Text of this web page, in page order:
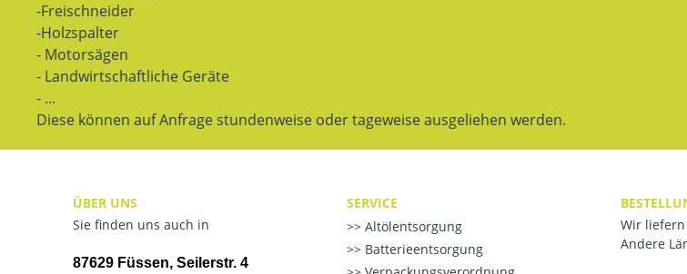
-Freischneider
-Holzspalter
- Motorsägen
- Landwirtschaftliche Geräte
- ...
Diese können auf Anfrage stundenweise oder tageweise ausgeliehen werden.
ÜBER UNS
Sie finden uns auch in
87629 Füssen, Seilerstr. 4
SERVICE
Altölentsorgung
Batterieentsorgung
Wir
Andere